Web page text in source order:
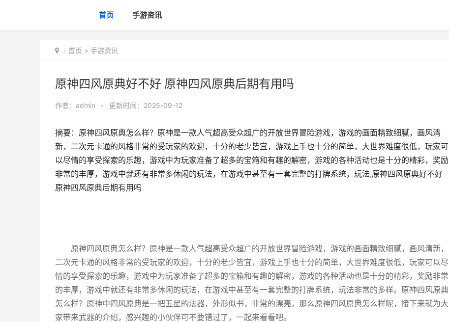
首页 手游资讯
首页 > 手游资讯
原神四风原典好不好 原神四风原典后期有用吗
作者： admin • 更新时间：2025-09-12
摘要：原神四风原典怎么样？原神是一款人气超高受众超广的开放世界冒险游戏，游戏的画面精致细腻，画风清
新，二次元卡通的风格非常的受玩家的欢迎，十分的老少皆宜，游戏上手也十分的简单，大世界难度很低，玩家可
以尽情的享受探索的乐趣，游戏中为玩家准备了超多的宝箱和有趣的解密，游戏的各种活动也是十分的精彩，奖励
非常的丰厚，游戏中就还有非常多休闲的玩法，在游戏中甚至有一套完整的打牌系统，玩法,原神四风原典好不好
原神四风原典后期有用吗
原神四风原典怎么样？原神是一款人气超高受众超广的开放世界冒险游戏，游戏的画面精致细腻，画风清新，
二次元卡通的风格非常的受玩家的欢迎，十分的老少皆宜，游戏上手也十分的简单，大世界难度很低，玩家可以尽
情的享受探索的乐趣，游戏中为玩家准备了超多的宝箱和有趣的解密，游戏的各种活动也是十分的精彩，奖励非常
的丰厚，游戏中就还有非常多休闲的玩法，在游戏中甚至有一套完整的打牌系统，玩法非常的多样。原神四风原典
怎么样？原神中四风原典是一把五星的法器，外形似书，非常的漂亮，那么原神四风原典怎么样呢，接下来就为大
家带来武器的介绍，感兴趣的小伙伴可不要错过了，一起来看看吧。